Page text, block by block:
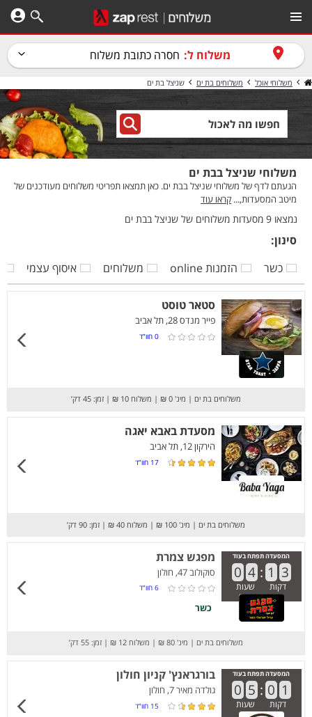
משלוח ל: חסרה כתובת משלוח
משלוחי אוכל משלוחים בת ים שניצל בת ים
משלוחי שניצל בבת ים
הגעתם לדף של משלוחי שניצל בבת ים. כאן תמצאו תפריטי משלוחים מעודכנים של
מיטב המסעדות,... קראו עוד
נמצאו 9 מסעדות משלוחים של שניצל בבת ים
סינון:
כשר
הזמנות online משלוחים איסוף עצמי
סטאר טוסט
פייר מנדס 28, תל אביב
0 חוו”ד
משלוחים בת ים | מינ' 0 ₪ | משלוח 10 ₪ | זמן: 45 דק’
מסעדת באבא יאגה
הירקון 12, תל אביב
17 חוו”ד
משלוחים בת ים | מינ' 100 ₪ | משלוח 40 ₪ | זמן: 90 דק’
המסעדה תפתח בעוד
0 4 : 1 3
דקות שעות
מפגש צמרת
סוקולוב 47, חולון
6 חוו”ד
כשר
משלוחים בת ים | מינ' 80 ₪ | משלוח 12 ₪ | זמן: 55 דק’
המסעדה תפתח בעוד
0 5 : 0 1
דקות שעות
בורגראנץ' קניון חולון
גולדה מאיר 7, חולון
15 חוו”ד